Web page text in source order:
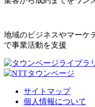
地域のビジネスやマーケ
で事業活動を支援
サイトマップ
個人情報について